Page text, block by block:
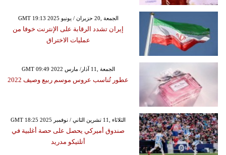
GMT 19:13 2025 الجمعة ,20 حزيران / يونيو
إيران تشدد الرقابة على الإنترنت خوفا من
عمليات الاختراق
GMT 09:49 2022 الجمعة ,11 آذار/ مارس
عطور تُناسب عروس موسم ربيع وصيف 2022
GMT 18:25 2025 الثلاثاء ,11 تشرين الثاني / نوفمبر
صندوق أميركي يحصل على حصة أغلبية في
أتلتيكو مدريد